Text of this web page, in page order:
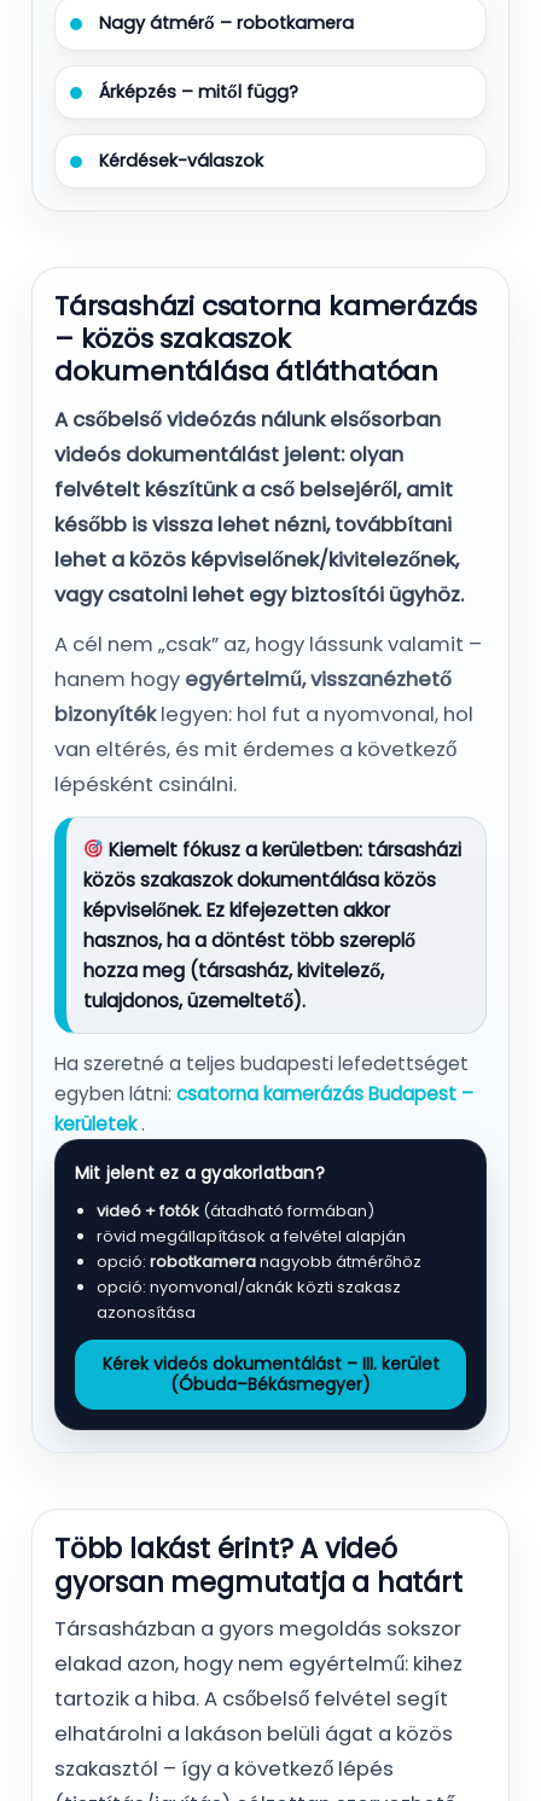
Nagy átmérő – robotkamera
Árképzés – mitől függ?
Kérdések-válaszok
Társasházi csatorna kamerázás
– közös szakaszok
dokumentálása átláthatóan
A csőbelső videózás nálunk elsősorban
videós dokumentálást jelent: olyan
felvételt készítünk a cső belsejéről, amit
később is vissza lehet nézni, továbbítani
lehet a közös képviselőnek/kivitelezőnek,
vagy csatolni lehet egy biztosítói ügyhöz.
A cél nem „csak” az, hogy lássunk valamit –
hanem hogy egyértelmű, visszanézhető
bizonyítéklegyen: hol fut a nyomvonal, hol
van eltérés, és mit érdemes a következő
lépésként csinálni.
Kiemelt fókusz a kerületben: társasházi
közös szakaszok dokumentálása közös
képviselőnek. Ez kifejezetten akkor
hasznos, ha a döntést több szereplő
hozza meg (társasház, kivitelező,
tulajdonos, üzemeltető).
Ha szeretné a teljes budapesti lefedettséget
egyben látni: csatorna kamerázás Budapest –
kerületek.
Mit jelent ez a gyakorlatban?
videó + fotók (átadható formában)
rövid megállapítások a felvétel alapján
opció: robotkameranagyobb átmérőhöz
opció: nyomvonal/aknák közti szakasz
azonosítása
Kérek videós dokumentálást – III. kerület
(Óbuda–Békásmegyer)
Több lakást érint? A videó
gyorsan megmutatja a határt
Társasházban a gyors megoldás sokszor
elakad azon, hogy nem egyértelmű: kihez
tartozik a hiba. A csőbelső felvétel segít
elhatárolni a lakáson belüli ágat a közös
szakasztól – így a következő lépés